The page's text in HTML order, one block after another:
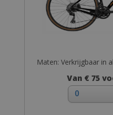
Maten: Verkrijgbaar in
Van € 75